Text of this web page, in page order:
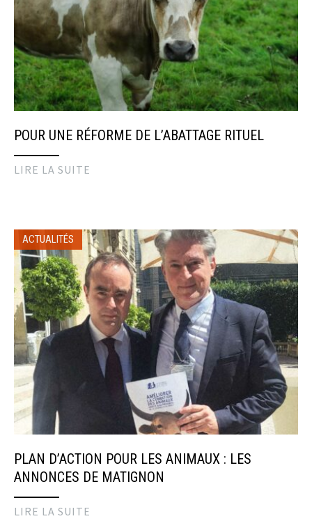
POUR UNE RÉFORME DE L’ABATTAGE RITUEL
LIRE LA SUITE
ACTUALITÉS
PLAN D’ACTION POUR LES ANIMAUX : LES
ANNONCES DE MATIGNON
LIRE LA SUITE